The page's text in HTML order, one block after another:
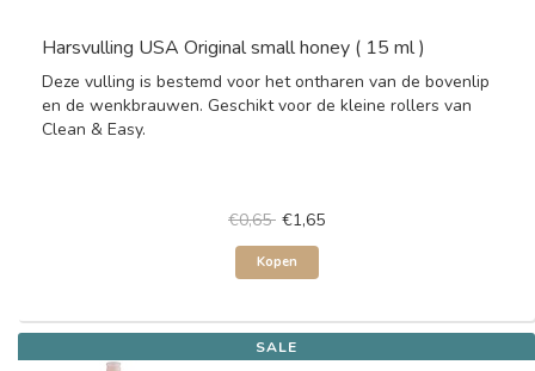
Harsvulling USA Original small honey ( 15 ml )
Deze vulling is bestemd voor het ontharen van de bovenlip
en de wenkbrauwen. Geschikt voor de kleine rollers van
Clean & Easy.
€0,65 €1,65
Kopen
SALE